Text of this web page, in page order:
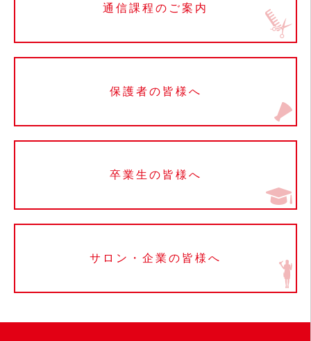
通信課程のご案内
保護者の皆様へ
卒業生の皆様へ
サロン・企業の皆様へ